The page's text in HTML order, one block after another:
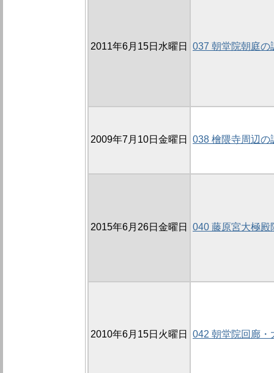
2011年6月15日水曜日 037 朝堂院朝庭の
2009年7月10日金曜日 038 檜隈寺周辺の
2015年6月26日金曜日 040 藤原宮大極殿
2010年6月15日火曜日 042 朝堂院回廊・